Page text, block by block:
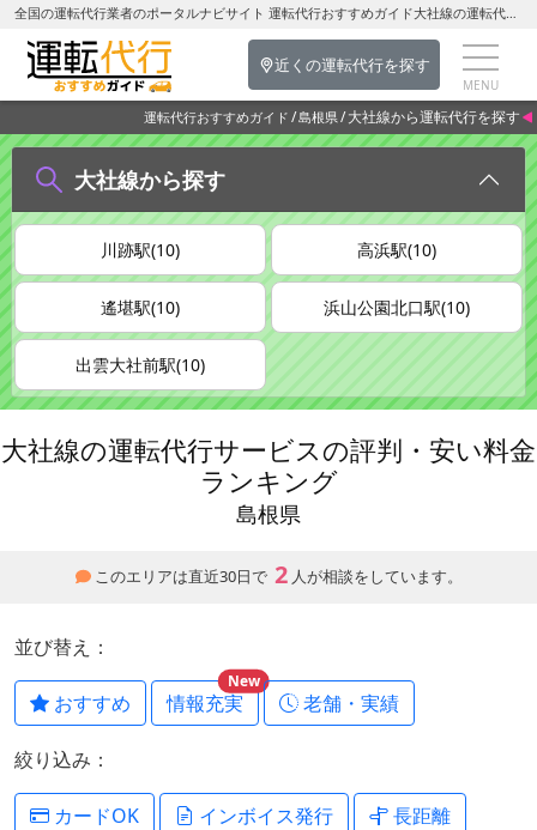
全国の運転代行業者のポータルナビサイト 運転代行おすすめガイド大社線の運転代行を探す-島根県の運転代行
近くの運転代行を探す
運転代行おすすめガイド 島根県 大社線から運転代行を探す
大社線から探す
川跡駅(10) 高浜駅(10)
遙堪駅(10) 浜山公園北口駅(10)
出雲大社前駅(10)
大社線の運転代行サービスの評判・安い料金
ランキング
島根県
このエリアは直近30日で 2 人が相談をしています。
並び替え：
おすすめ 情報充実
New
老舗・実績
絞り込み：
カードOK インボイス発行
長距離